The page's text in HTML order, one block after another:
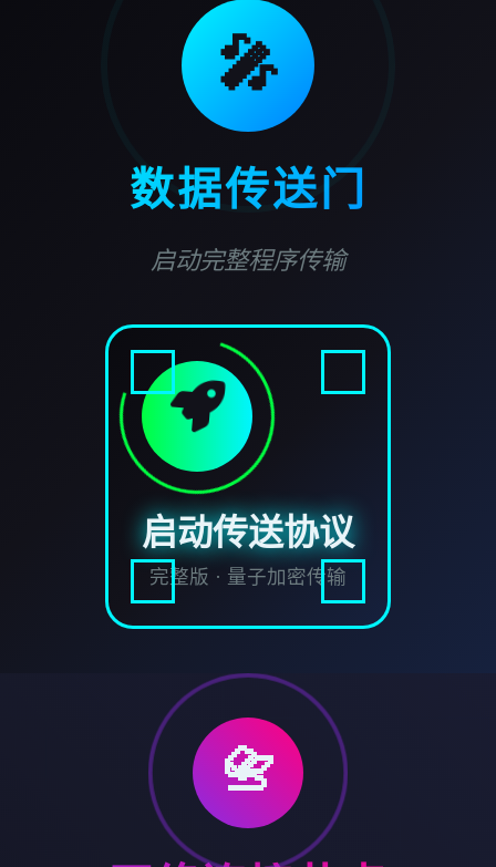
🎤
数据传送门
启动完整程序传输
启动传送协议
完整版 · 量子加密传输
📇